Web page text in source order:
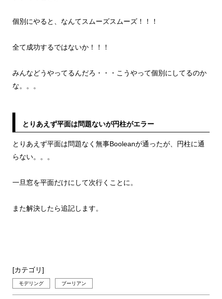
個別にやると、なんてスムーズスムーズ！！！
全て成功するではないか！！！
みんなどうやってるんだろ・・・こうやって個別にしてるのか
な。。。
とりあえず平面は問題ないが円柱がエラー
とりあえず平面は問題なく無事Booleanが通ったが、円柱に通
らない。。。
一旦窓を平面だけにして次行くことに。
また解決したら追記します。
[カテゴリ]
モデリング ブーリアン